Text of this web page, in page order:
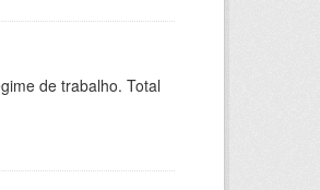
de trabalho. Total